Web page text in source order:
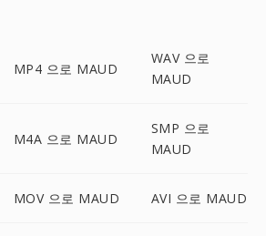
MP4 으로 MAUD
WAV 으로
MAUD
M4A 으로 MAUD
SMP 으로
MAUD
MOV 으로 MAUD AVI 으로 MAUD